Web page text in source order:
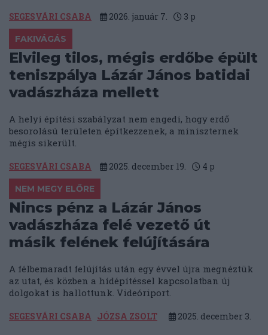
SEGESVÁRI CSABA 2026. január 7. 3 p
FAKIVÁGÁS
Elvileg tilos, mégis erdőbe épült
teniszpálya Lázár János batidai
vadászháza mellett
A helyi építési szabályzat nem engedi, hogy erdő
besorolású területen építkezzenek, a miniszternek
mégis sikerült.
SEGESVÁRI CSABA 2025. december 19. 4 p
NEM MEGY ELŐRE
Nincs pénz a Lázár János
vadászháza felé vezető út
másik felének felújítására
A félbemaradt felújítás után egy évvel újra megnéztük
az utat, és közben a hídépítéssel kapcsolatban új
dolgokat is hallottunk. Videóriport.
SEGESVÁRI CSABA JÓZSA ZSOLT 2025. december 3.